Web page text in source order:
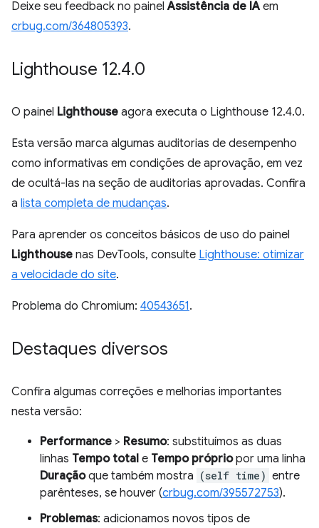
Deixe seu feedback no painelAssistência de IA em
crbug.com/364805393.
Lighthouse 12.4.0
O painel Lighthouse agora executa o Lighthouse 12.4.0.
Esta versão marca algumas auditorias de desempenho
como informativas em condições de aprovação, em vez
de ocultá-las na seção de auditorias aprovadas. Confira
a lista completa de mudanças.
Para aprender os conceitos básicos de uso do painel
Lighthouse nas DevTools, consulte Lighthouse: otimizar
a velocidade do site.
Problema do Chromium: 40543651.
Destaques diversos
Confira algumas correções e melhorias importantes
nesta versão:
Performance > Resumo: substituímos as duas
linhas Tempo total e Tempo própriopor uma linha
Duraçãoque também mostra (self time) entre
parênteses, se houver (crbug.com/395572753).
Problemas: adicionamos novos tipos de